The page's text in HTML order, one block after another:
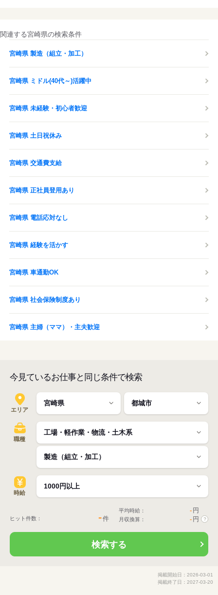
関連する宮崎県の検索条件
宮崎県 製造（組立・加工）
宮崎県 ミドル(40代～)活躍中
宮崎県 未経験・初心者歓迎
宮崎県 土日祝休み
宮崎県 交通費支給
宮崎県 正社員登用あり
宮崎県 電話応対なし
宮崎県 経験を活かす
宮崎県 車通勤OK
宮崎県 社会保険制度あり
宮崎県 主婦（ママ）・主夫歓迎
今見ているお仕事と同じ条件で検索
エリア
職種
時給
ヒット件数： -件
平均時給： - 円
月収換算： - 円 ?
検索する
掲載開始日：2026-03-01
掲載終了日：2027-03-20